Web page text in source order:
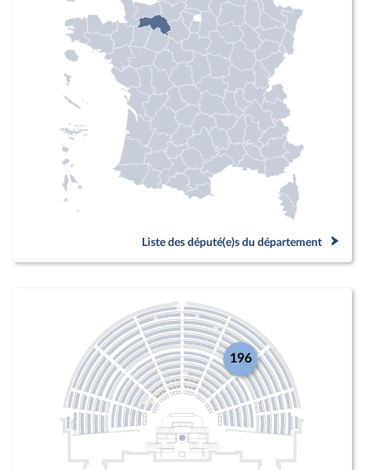
Liste des député(e)s du département
196